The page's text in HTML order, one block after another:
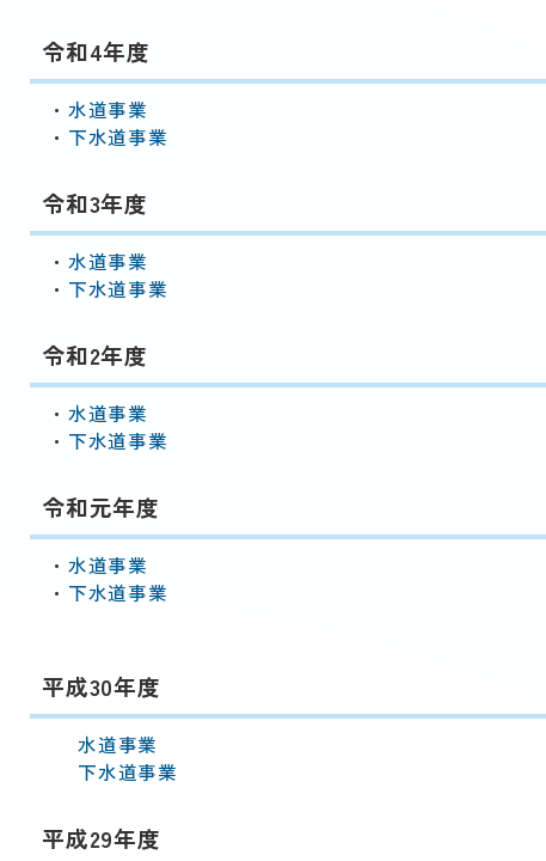
令和4年度
・ 水道事業
・ 下水道事業
令和3年度
・ 水道事業
・ 下水道事業
令和2年度
・ 水道事業
・ 下水道事業
令和元年度
・ 水道事業
・ 下水道事業
平成30年度
水道事業
下水道事業
平成29年度